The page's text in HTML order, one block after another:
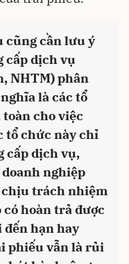
cũng cần lưu ý
cấp dịch vụ
NHTM) phân
là các tổ
cho việc
tổ chức này chỉ
cấp dịch vụ,
nghiệp
trách nhiệm
hoàn trả được
hạn hay
phiếu vẫn là rủi